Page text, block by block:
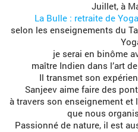
Juillet, à
La Bulle : retraite de
selon les enseignements du
je serai en binôme
maître Indien dans l’art
Il transmet son
Sanjeev aime faire des
à travers son enseignement
que nous
Passionné de nature, il est